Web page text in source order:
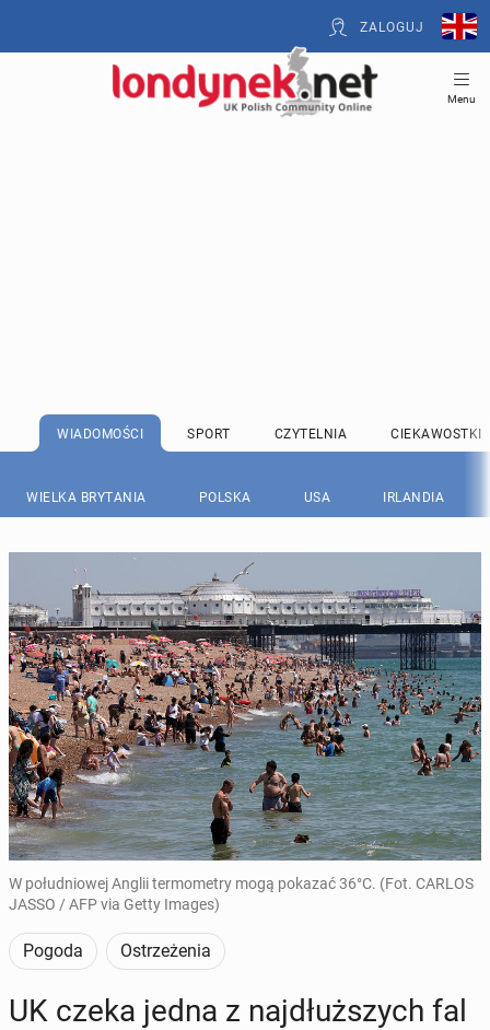
ZALOGUJ
Menu
WIADOMOŚCI SPORT CZYTELNIA CIEKAWOSTKI
WIELKA BRYTANIA POLSKA USA IRLANDIA
W południowej Anglii termometry mogą pokazać 36°C. (Fot. CARLOS
JASSO / AFP via Getty Images)
Pogoda Ostrzeżenia
UK czeka jedna z naj­dłuż­szych fal